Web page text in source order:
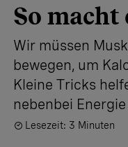
So
Wir müssen
bewegen, um
Kleine Tricks
nebenbei
Lesezeit: 3 Minuten